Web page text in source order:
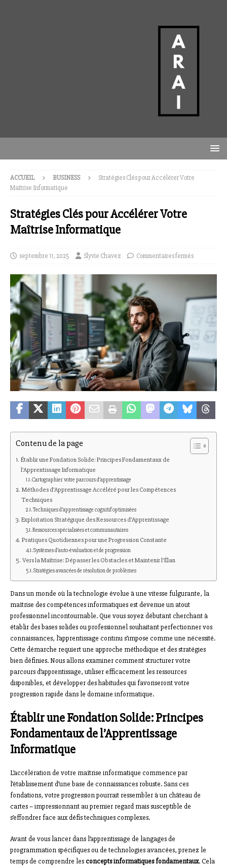
ACCUEIL BUSINESS
Stratégies Clés pour Accélérer Votre
Maîtrise Informatique
Stratégies Clés pour Accélérer Votre
Maîtrise Informatique
septembre 11, 2025 Slyvie Chavez Commentaires fermés
Contenu de la page
Établir une Fondation Solide: Principes Fondamentaux de
l’Apprentissage Informatique
Cartographier votre parcours d’apprentissage
Méthodes d’Apprentissage Accéléré pour les Compétences
Techniques
Techniques d’apprentissage cognitif optimisées
Exploitation Stratégique des Ressources d’Apprentissage
Ressources spécialisées et communautaires
Pratiques Quotidiennes pour une Progression Constante
Systèmes d’auto-évaluation et de progression
Vers la Maîtrise: Dépasser les Obstacles et Maintenir l’Élan
Stratégies avancées de résolution de problèmes
Dans un monde où la technologie évolue à une vitesse fulgurante, la
maîtrise des compétences informatiques est devenue un atout
professionnel incontournable. Que vous soyez débutant cherchant à
établir des bases solides ou professionnel souhaitant perfectionner vos
connaissances, l’apprentissage continu s’impose comme une nécessité.
Cette démarche requiert une approche méthodique et des stratégies
bien définies. Nous allons examiner comment structurer votre
parcours d’apprentissage, utiliser efficacement les ressources
disponibles, et développer des habitudes qui favoriseront votre
progression rapide dans le domaine informatique.
Établir une Fondation Solide: Principes
Fondamentaux de l’Apprentissage
Informatique
L’accélération de votre maîtrise informatique commence par
l’établissement d’une base de connaissances robuste. Sans ces
fondations, votre progression pourrait ressembler à un château de
cartes – impressionnant au premier regard mais susceptible de
s’effondrer face aux défis techniques complexes.
Avant de vous lancer dans l’apprentissage de langages de
programmation spécifiques ou de technologies avancées, prenez le
temps de comprendre lesconcepts informatiques fondamentaux. Cela